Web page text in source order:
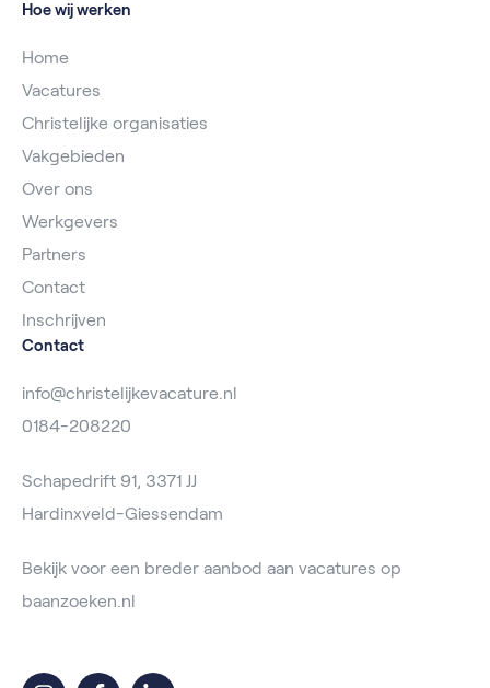
Hoe wij werken
Home
Vacatures
Christelijke organisaties
Vakgebieden
Over ons
Werkgevers
Partners
Contact
Inschrijven
Contact
info@christelijkevacature.nl
0184-208220
Schapedrift 91, 3371 JJ
Hardinxveld-Giessendam
Bekijk voor een breder aanbod aan vacatures op
baanzoeken.nl